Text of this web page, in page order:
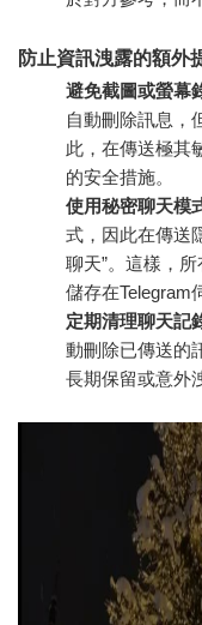
防止資訊洩露的額外
避免截圖或螢幕
自動刪除訊息，
此，在傳送極其
的安全措施。
使用秘密聊天模
式，因此在傳送
聊天”。這樣，
儲存在Telegram
定期清理聊天記
動刪除已傳送的
長期保留或意外